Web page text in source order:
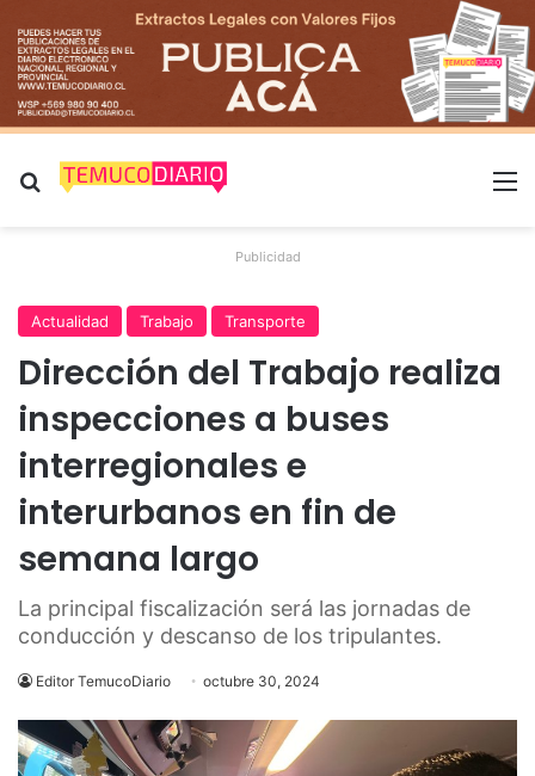
Buscar por
Publicidad
Actualidad Trabajo Transporte
Dirección del Trabajo realiza
inspecciones a buses
interregionales e
interurbanos en fin de
semana largo
La principal fiscalización será las jornadas de
conducción y descanso de los tripulantes.
Editor TemucoDiario octubre 30, 2024